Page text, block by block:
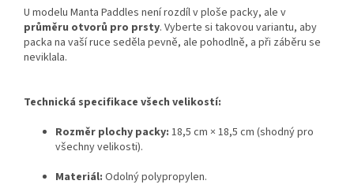
U modelu Manta Paddles není rozdíl v ploše packy, ale v
průměru otvorů pro prsty. Vyberte si takovou variantu, aby
packa na vaší ruce seděla pevně, ale pohodlně, a při záběru se
neviklala.
Technická specifikace všech velikostí:
Rozměr plochy packy: 18,5 cm × 18,5 cm (shodný pro
všechny velikosti).
Materiál: Odolný polypropylen.